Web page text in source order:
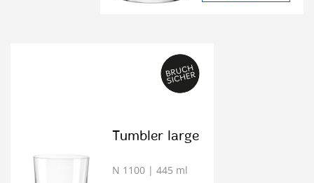
Tumbler large
N 1100 | 445 ml